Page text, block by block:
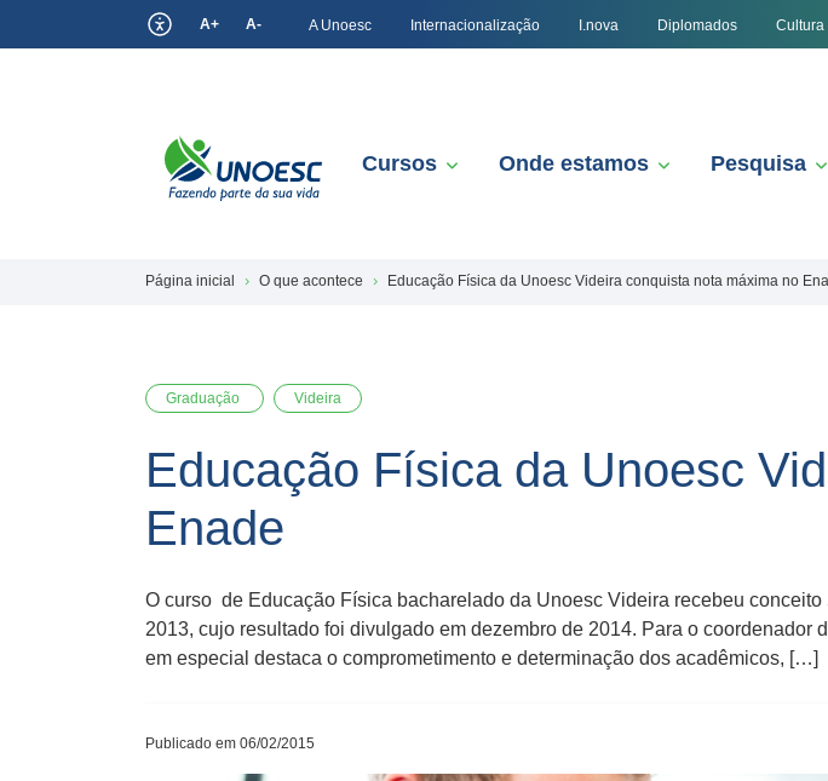
A+ A- A Unoesc Internacionalização I.nova Diplomados Cultura
Cursos Onde estamos Pesquisa
Página inicial O que acontece Educação Física da Unoesc Videira conquista nota máxima no
Graduação Videira
Educação Física da Unoesc
Enade
O curso de Educação Física bacharelado da Unoesc Videira recebeu
2013, cujo resultado foi divulgado em dezembro de 2014. Para o
em especial destaca o comprometimento e determinação dos acadêmicos, […]
Publicado em 06/02/2015